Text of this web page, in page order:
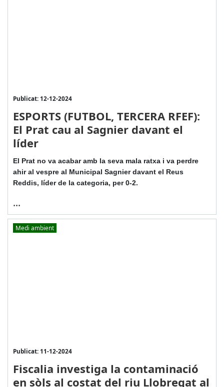
Publicat: 12-12-2024
ESPORTS (FUTBOL, TERCERA RFEF):
El Prat cau al Sagnier davant el
líder
El Prat no va acabar amb la seva mala ratxa i va perdre
ahir al vespre al Municipal Sagnier davant el Reus
Reddis, líder de la categoria, per 0-2.
...
Medi ambient
Publicat: 11-12-2024
Fiscalia investiga la contaminació
en sòls al costat del riu Llobregat al